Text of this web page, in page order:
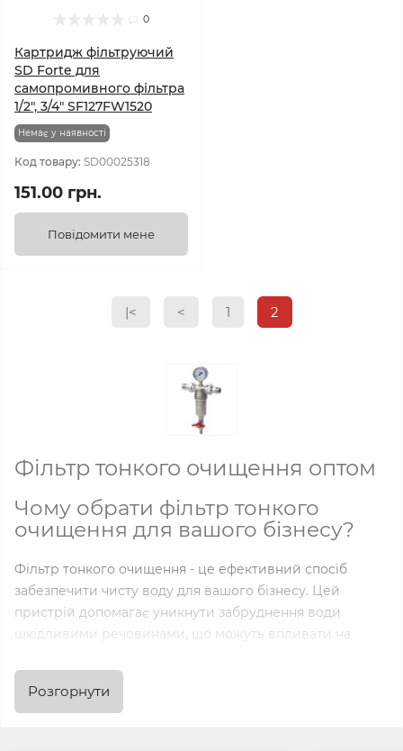
0
Картридж фільтруючий
SD Forte для
самопромивного фільтра
1/2", 3/4" SF127FW1520
Немає у наявності
Код товару: SD00025318
151.00 грн.
Повідомити мене
|< < 1 2
Фільтр тонкого очищення оптом
Чому обрати фільтр тонкого
очищення для вашого бізнесу?
Фільтр тонкого очищення - це ефективний спосіб
забезпечити чисту воду для вашого бізнесу. Цей
пристрій допомагає уникнути забруднення води
шкідливими речовинами, що можуть впливати на
важлива безпека та якість води, фільтр тонкого
очищення - ваш вибір.
Розгорнути